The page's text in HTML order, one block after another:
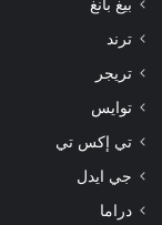
بيغ بانغ
ترند
تريجر
توايس
تي إكس تي
جي ايدل
دراما